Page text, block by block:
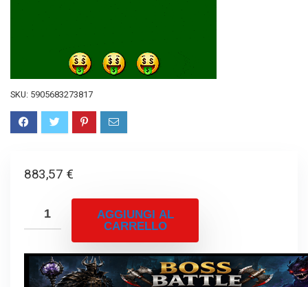
SKU: 5905683273817
883,57 €
AGGIUNGI AL
CARRELLO